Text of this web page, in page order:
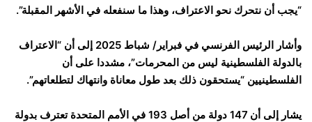
“يجب أن نتحرك نحو الاعتراف، وهذا ما سنفعله في الأشهر المقبلة”.
وأشار الرئيس الفرنسي في فبراير/ شباط 2025 إلى أن “الاعتراف
بالدولة الفلسطينية ليس من المحرمات”، مشددا على أن
الفلسطينيين “يستحقون ذلك بعد طول معاناة وانتهاك لتطلعاتهم”.
يشار إلى أن 147 دولة من أصل 193 في الأمم المتحدة تعترف بدولة